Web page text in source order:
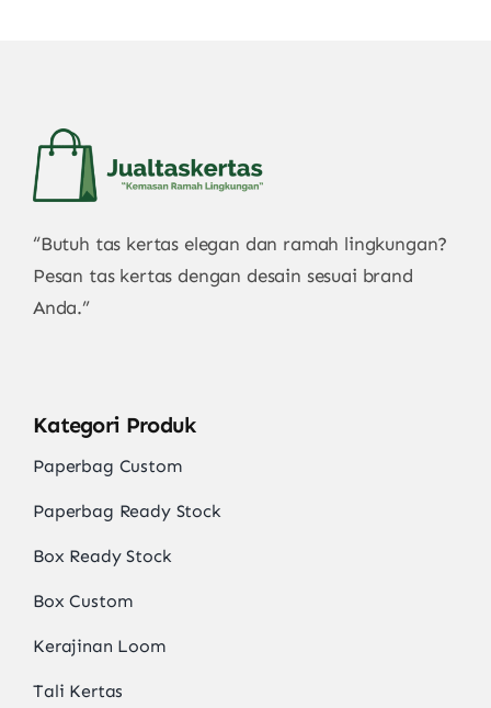
“Butuh tas kertas elegan dan ramah lingkungan?
Pesan tas kertas dengan desain sesuai brand
Anda.”
Kategori Produk
Paperbag Custom
Paperbag Ready Stock
Box Ready Stock
Box Custom
Kerajinan Loom
Tali Kertas